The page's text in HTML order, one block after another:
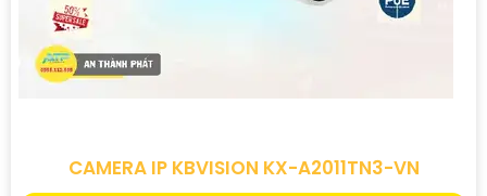
CAMERA IP KBVISION KX-A2011TN3-VN